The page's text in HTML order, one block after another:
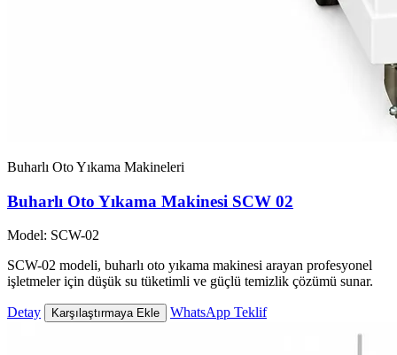
Buharlı Oto Yıkama Makineleri
Buharlı Oto Yıkama Makinesi SCW 02
Model: SCW-02
SCW-02 modeli, buharlı oto yıkama makinesi arayan profesyonel
işletmeler için düşük su tüketimli ve güçlü temizlik çözümü sunar.
Detay Karşılaştırmaya Ekle WhatsApp Teklif